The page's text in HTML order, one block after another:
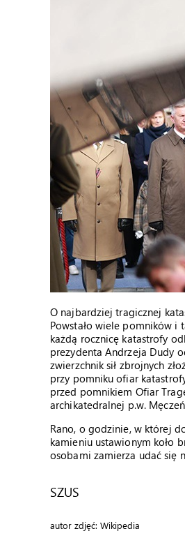
O najbardziej tragicznej
Powstało wiele pomników i
każdą rocznicę katastrofy
prezydenta Andrzeja Dudy
zwierzchnik sił zbrojnych
przy pomniku ofiar
przed pomnikiem Ofiar
archikatedralnej p.w.
Rano, o godzinie, w której
kamieniu ustawionym koło
osobami zamierza udać się
SZUS
autor zdjęć: Wikipedia